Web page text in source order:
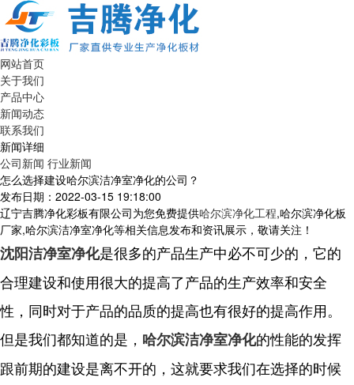
网站首页
关于我们
产品中心
新闻动态
联系我们
新闻详细
公司新闻 行业新闻
怎么选择建设哈尔滨洁净室净化的公司？
发布日期：2022-03-15 19:18:00
辽宁吉腾净化彩板有限公司为您免费提供哈尔滨净化工程,哈尔滨净化板
厂家,哈尔滨洁净室净化等相关信息发布和资讯展示，敬请关注！
沈阳洁净室净化是很多的产品生产中必不可少的，它的
合理建设和使用很大的提高了产品的生产效率和安全
性，同时对于产品的品质的提高也有很好的提高作用。
但是我们都知道的是， 哈尔滨洁净室净化的性能的发挥
跟前期的建设是离不开的，这就要求我们在选择的时候